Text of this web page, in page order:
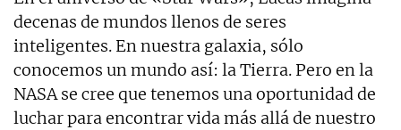
decenas de mundos llenos de seres
inteligentes. En nuestra galaxia, sólo
conocemos un mundo así: la Tierra. Pero en la
NASA se cree que tenemos una oportunidad de
luchar para encontrar vida más allá de nuestro